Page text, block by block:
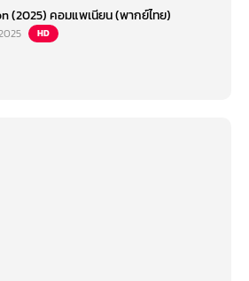
(2025) คอมแพเนียน (พากย์ไทย)
HD